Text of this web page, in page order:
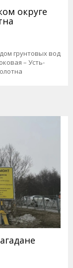
округе
грунтовых вод
– Усть-